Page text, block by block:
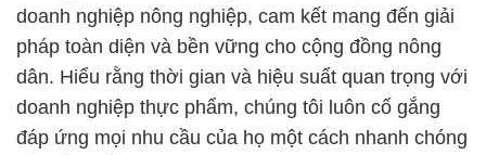
doanh nghiệp nông nghiệp, cam kết mang đến giải
pháp toàn diện và bền vững cho cộng đồng nông
dân. Hiểu rằng thời gian và hiệu suất quan trọng với
doanh nghiệp thực phẩm, chúng tôi luôn cố gắng
đáp ứng mọi nhu cầu của họ một cách nhanh chóng